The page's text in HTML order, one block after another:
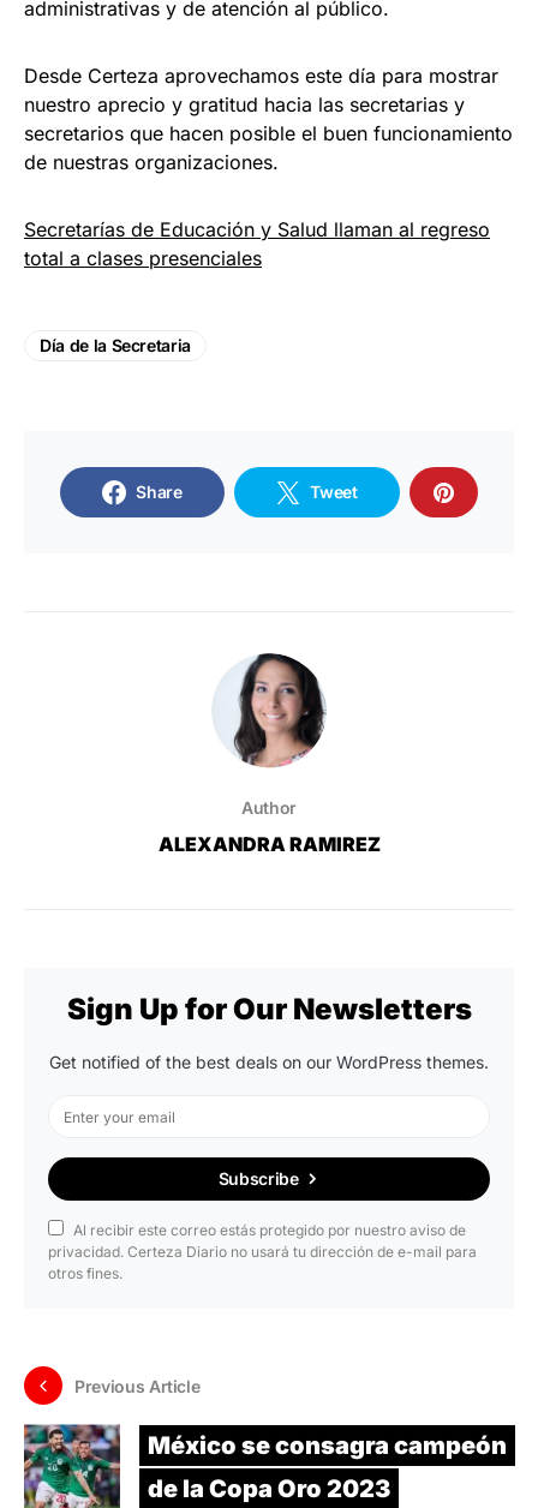
administrativas y de atención al público.
Desde Certeza aprovechamos este día para mostrar
nuestro aprecio y gratitud hacia las secretarias y
secretarios que hacen posible el buen funcionamiento
de nuestras organizaciones.
Secretarías de Educación y Salud llaman al regreso
total a clases presenciales
Día de la Secretaria
Share Tweet
Author
ALEXANDRA RAMIREZ
Sign Up for Our Newsletters
Get notified of the best deals on our WordPress themes.
Subscribe
Al recibir este correo estás protegido por nuestro aviso de
privacidad. Certeza Diario no usará tu dirección de e-mail para
otros fines.
Previous Article
México se consagra campeón
de la Copa Oro 2023